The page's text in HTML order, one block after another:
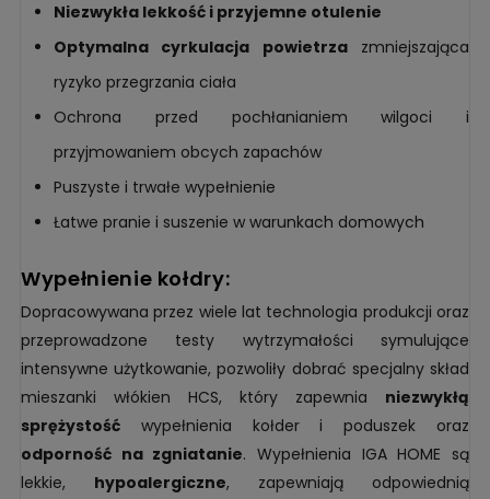
Niezwykła lekkość i przyjemne otulenie
Optymalna cyrkulacja powietrzazmniejszająca
ryzyko przegrzania ciała
Ochrona przed pochłanianiem wilgoci i
przyjmowaniem obcych zapachów
Puszyste i trwałe wypełnienie
Łatwe pranie i suszenie w warunkach domowych
wypełnienie kołdry:
Dopracowywana przez wiele lat technologia produkcji oraz
przeprowadzone testy wytrzymałości symulujące
intensywne użytkowanie, pozwoliły dobrać specjalny skład
mieszanki włókien HCS, który zapewnia niezwykłą
sprężystość wypełnienia kołder i poduszek oraz
odporność na zgniatanie. Wypełnienia IGA HOME są
lekkie, hypoalergiczne, zapewniają odpowiednią